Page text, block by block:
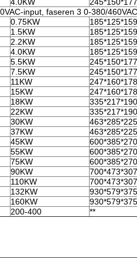
input, faseren 3 0-380/
0.75KW 185*125*159
1.5KW 185*125*159
2.2KW 185*125*159
4.0KW 185*125*159
5.5KW 245*150*177
7.5KW 245*150*177
11KW 247*160*178
15KW 247*160*178
18KW 335*217*190
22KW 335*217*190
30KW 463*285*225
37KW 463*285*225
45KW 600*385*270
55KW 600*385*270
75KW 600*385*270
90KW 700*473*307
110KW 700*473*307
132KW 930*579*375
160KW 930*579*375
200-400 **